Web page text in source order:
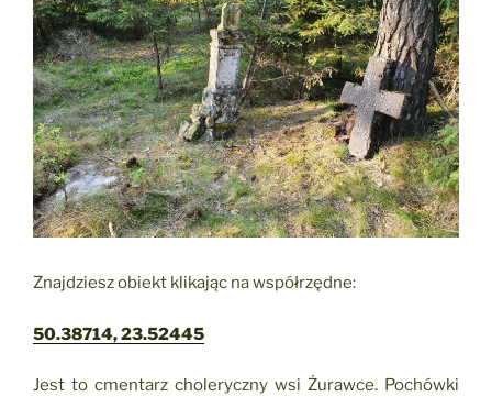
Znajdziesz obiekt klikając na współrzędne:
50.38714, 23.52445
Jest to cmentarz choleryczny wsi Żurawce. Pochówki